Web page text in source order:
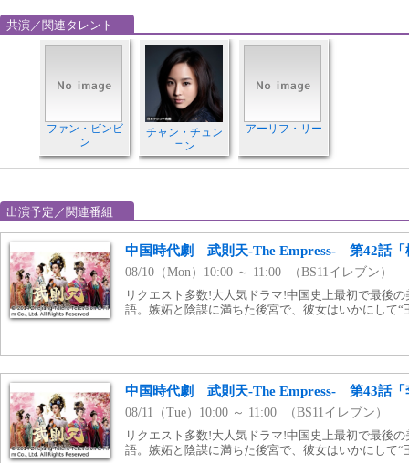
共演／関連タレント
ファン・ビンビ
ン
チャン・チュン
ニン
アーリフ・リー
出演予定／関連番組
中国時代劇 武則天‐The Empress‐ 第42話「
08/10（Mon）10:00 ～ 11:00 （BS11イレブン）
リクエスト多数!大人気ドラマ!中国史上最初で最後
語。嫉妬と陰謀に満ちた後宮で、彼女はいかにして“
中国時代劇 武則天‐The Empress‐ 第43話「
08/11（Tue）10:00 ～ 11:00 （BS11イレブン）
リクエスト多数!大人気ドラマ!中国史上最初で最後
語。嫉妬と陰謀に満ちた後宮で、彼女はいかにして“